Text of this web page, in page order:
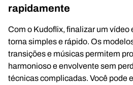
rapidamente
Com o Kudoflix, finalizar um vídeo
torna simples e rápido. Os
transições e músicas permitem
harmonioso e envolvente sem
técnicas complicadas. Você pode